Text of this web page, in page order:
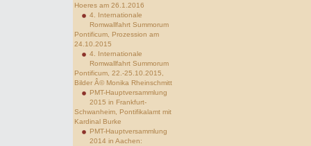
Hoeres am 26.1.2016
4. Internationale
Romwallfahrt Summorum
Pontificum, Prozession am
24.10.2015
4. Internationale
Romwallfahrt Summorum
Pontificum, 22.-25.10.2015,
Bilder Â© Monika Rheinschmitt
PMT-Hauptversammlung
2015 in Frankfurt-
Schwanheim, Pontifikalamt mit
Kardinal Burke
PMT-Hauptversammlung
2014 in Aachen: